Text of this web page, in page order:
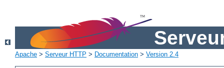
Apache > Serveur HTTP > Documentation > Version 2.4